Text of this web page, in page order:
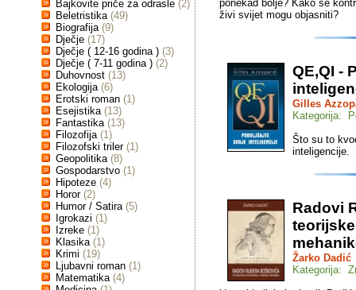
Bajkovite priče za odrasle (2)
Beletristika (49)
Biografija (9)
Dječje (17)
Dječje ( 12-16 godina ) (3)
Dječje ( 7-11 godina ) (2)
Duhovnost (13)
Ekologija (6)
Erotski roman (1)
Esejistika (13)
Fantastika (13)
Filozofija (1)
Filozofski triler (1)
Geopolitika (8)
Gospodarstvo (1)
Hipoteze (4)
Horor (2)
Humor / Satira (5)
Igrokazi (1)
Izreke (1)
Klasika (1)
Krimi (19)
Ljubavni roman (1)
Matematika (4)
ponekad bolje? Kako se
živi svijet mogu objasniti?
QE,QI -
Gilles
Kategorija:
Što su to
inteligencije.
Radovi
Žarko Dadić
Kategorija: